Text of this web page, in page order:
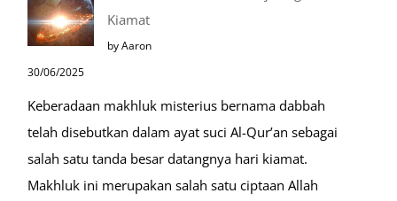
Saat
Mustajab
Kiamat
by Aaron
30/06/2025
Keberadaan makhluk misterius bernama dabbah
telah disebutkan dalam ayat suci Al-Qur’an sebagai
salah satu tanda besar datangnya hari kiamat.
Makhluk ini merupakan salah satu ciptaan Allah